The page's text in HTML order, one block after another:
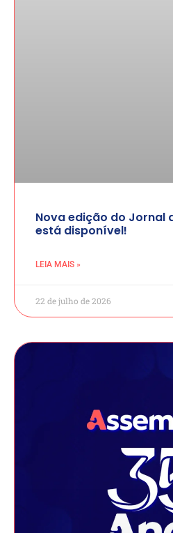
Nova edição do Jornal
está disponível!
LEIA MAIS »
22 de julho de 2026